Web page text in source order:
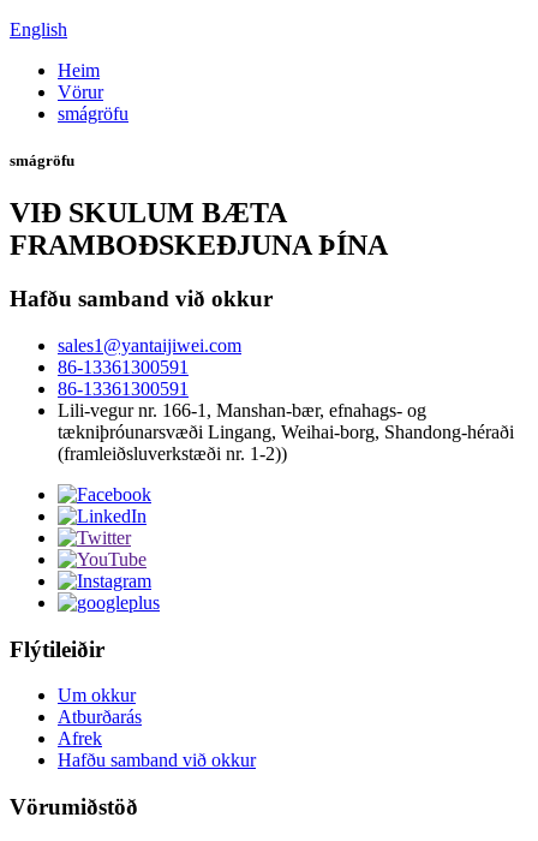
English
Heim
Vörur
smágröfu
smágröfu
VIÐ SKULUM BÆTA
FRAMBOÐSKEÐJUNA ÞÍNA
Hafðu samband við okkur
sales1@yantaijiwei.com
86-13361300591
86-13361300591
Lili-vegur nr. 166-1, Manshan-bær, efnahags- og
tækniþróunarsvæði Lingang, Weihai-borg, Shandong-héraði
(framleiðsluverkstæði nr. 1-2))
Flýtileiðir
Um okkur
Atburðarás
Afrek
Hafðu samband við okkur
Vörumiðstöð